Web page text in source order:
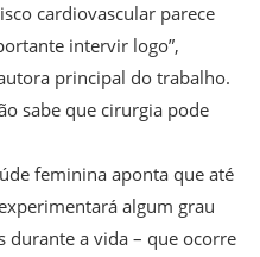
cardiovascular parece
intervir logo”,
principal do trabalho.
sabe que cirurgia pode
feminina aponta que até
algum grau
durante a vida – que ocorre